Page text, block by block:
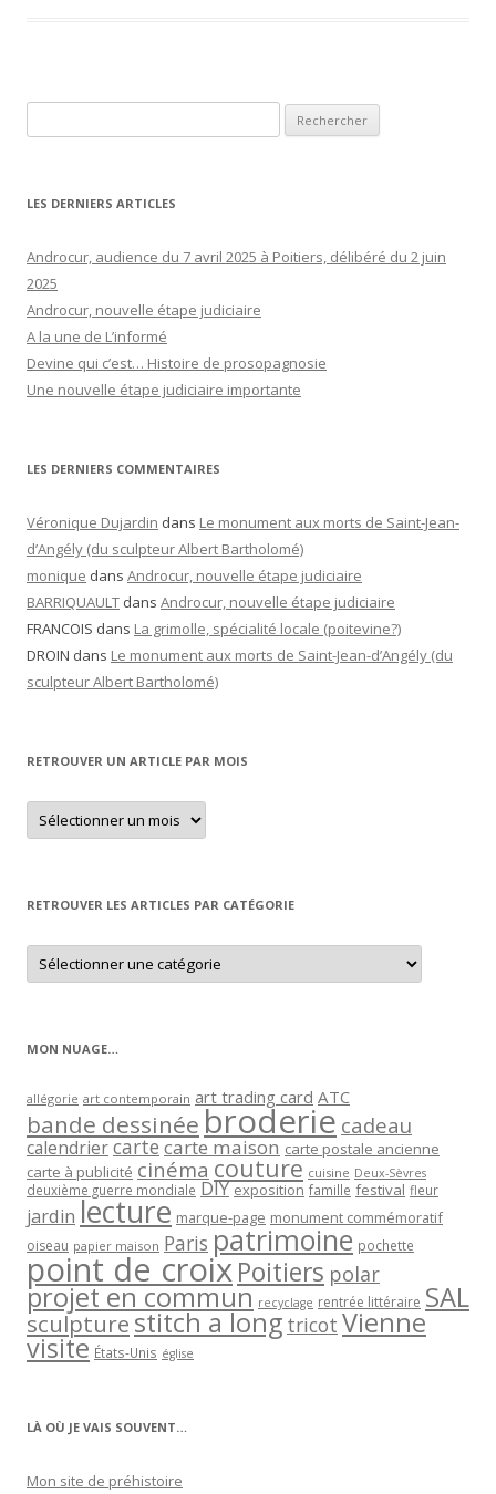
LES DERNIERS ARTICLES
Androcur, audience du 7 avril 2025 à Poitiers, délibéré du 2 juin
2025
Androcur, nouvelle étape judiciaire
A la une de L’informé
Devine qui c’est… Histoire de prosopagnosie
Une nouvelle étape judiciaire importante
LES DERNIERS COMMENTAIRES
Véronique Dujardin dans Le monument aux morts de Saint-Jean-
d’Angély (du sculpteur Albert Bartholomé)
monique dans Androcur, nouvelle étape judiciaire
BARRIQUAULT dans Androcur, nouvelle étape judiciaire
FRANCOIS dans La grimolle, spécialité locale (poitevine?)
DROIN dans Le monument aux morts de Saint-Jean-d’Angély (du
sculpteur Albert Bartholomé)
RETROUVER UN ARTICLE PAR MOIS
Retrouver
un
article
RETROUVER LES ARTICLES PAR CATÉGORIE
Retrouver
les
articles
MON NUAGE…
allégorie art contemporain art trading card ATC
bande dessinée broderie cadeau
calendriercartecarte maison carte postale ancienne
carte à publicité cinéma couture cuisine Deux-Sèvres
deuxième guerre mondiale DIY exposition famille festival fleur
jardin lecture marque-page monument commémoratif
oiseau papier maison Paris patrimoine pochette
point de croixPoitiers polar
projet en commun recyclage rentrée littéraire SAL
sculpturestitch a long tricot Vienne
visite États-Unis église
LÀ OÙ JE VAIS SOUVENT…
Mon site de préhistoire